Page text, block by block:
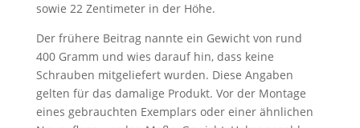
sowie 22 Zentimeter in der Höhe.
Der frühere Beitrag nannte ein Gewicht von rund
400 Gramm und wies darauf hin, dass keine
Schrauben mitgeliefert wurden. Diese Angaben
gelten für das damalige Produkt. Vor der Montage
eines gebrauchten Exemplars oder einer ähnlichen